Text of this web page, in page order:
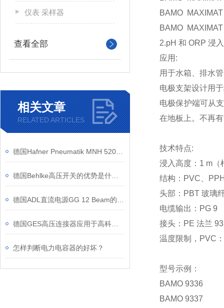
仪表 采样器
查看全部
相关文章
RELATED ARTICLES
怎样判断电力电容器的好坏？
BAMO
BAMO
2.pH 和 ORP 浸
应用:
用于水箱、排水
电极支架设计用
电极保护端可从
在地板上。不再
技术特点:
浸入高度：1 m（
结构：PVC、
头部：PBT 玻璃
电缆输出：PG 9
接头：PE 法兰
温度限制，PVC
型号示例：
BAMO 9336
BAMO 9337